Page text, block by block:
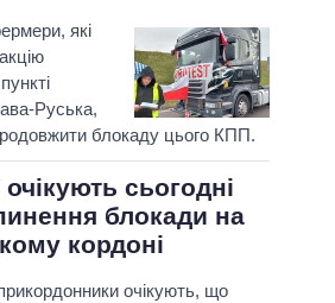
які
Руська,
блокаду цього КПП.
сьогодні
блокади на
кордоні
очікують, що